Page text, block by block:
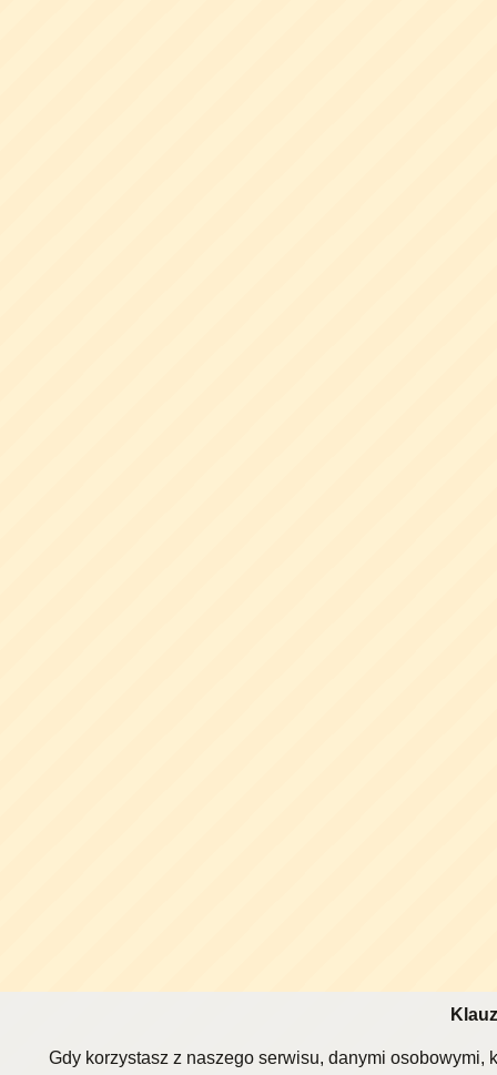
Gdy korzystasz z naszego serwisu, danymi osobowymi,